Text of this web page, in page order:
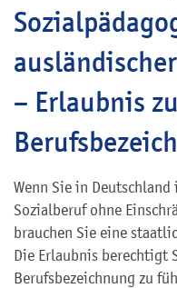
– Erlaubnis
Wenn Sie in
Sozialberuf ohne
brauchen Sie eine
Die Erlaubnis berechtigt
Berufsbezeichnung zu